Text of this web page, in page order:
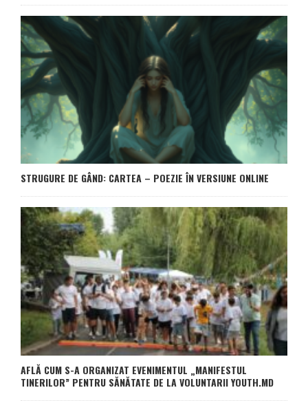
STRUGURE DE GÂND: CARTEA – POEZIE ÎN VERSIUNE ONLINE
AFLĂ CUM S-A ORGANIZAT EVENIMENTUL „MANIFESTUL
TINERILOR” PENTRU SĂNĂTATE DE LA VOLUNTARII YOUTH.MD